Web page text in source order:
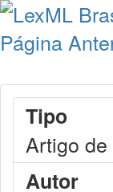
Página
Tipo
Artigo
Autor